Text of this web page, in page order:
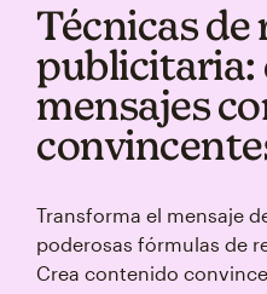
Técnicas de
publicitaria:
mensajes
Transforma el mensaje
poderosas fórmulas de
Crea contenido